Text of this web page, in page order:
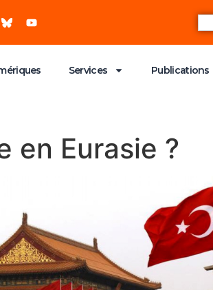
Services Publications
en Eurasie ?